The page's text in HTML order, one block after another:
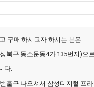
구매 하시고자 하시는 분은
북구 동소문동4가 135번지)으
다.
출구 나오셔서 삼성디지털 프